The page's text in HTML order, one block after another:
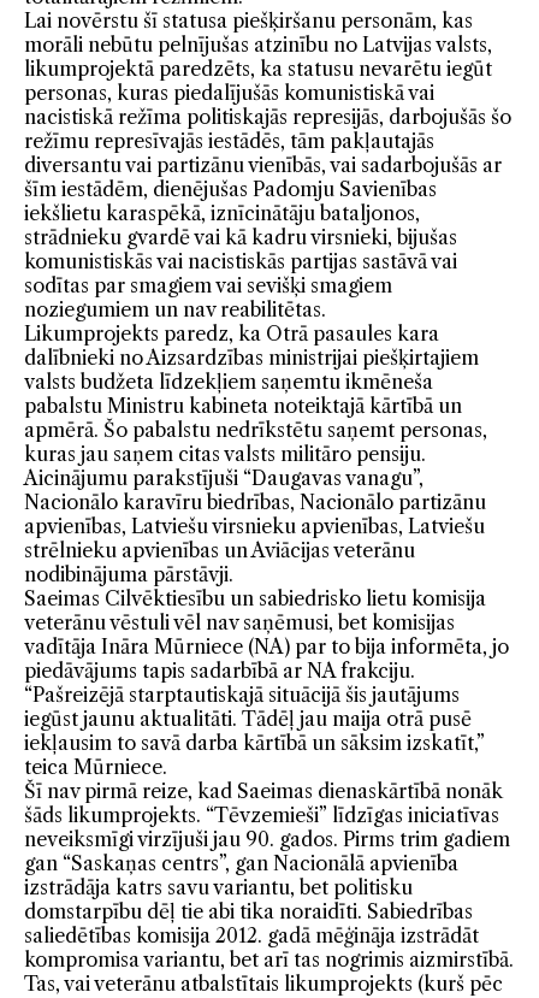
Lai novērstu šī statusa piešķiršanu personām, kas
morāli nebūtu pelnījušas atzinību no Latvijas valsts,
likumprojektā paredzēts, ka statusu nevarētu iegūt
personas, kuras piedalījušās komunistiskā vai
nacistiskā režīma politiskajās represijās, darbojušās šo
režīmu represīvajās iestādēs, tām pakļautajās
diversantu vai partizānu vienībās, vai sadarbojušās ar
šīm ie­stādēm, dienējušas Padomju Savienības
iekšlietu karaspēkā, iznīcinātāju bataljonos,
strādnieku gvardē vai kā kadru virsnieki, bijušas
komunistiskās vai nacistiskās partijas sastāvā vai
sodītas par smagiem vai sevišķi smagiem
noziegumiem un nav reabilitētas.
Likumprojekts paredz, ka Otrā pasaules kara
dalībnieki no Aizsardzības ministrijai piešķirtajiem
valsts budžeta līdzekļiem saņemtu ikmēneša
pabalstu Ministru kabineta noteiktajā kārtībā un
apmērā. Šo pabalstu nedrīkstētu saņemt personas,
kuras jau saņem citas valsts militāro pensiju.
Aicinājumu parakstījuši “Daugavas vanagu”,
Nacionālo karavīru biedrības, Nacionālo partizānu
apvienības, Latviešu virsnieku apvienības, Latviešu
strēlnieku apvienības un Aviācijas veterānu
nodibinājuma pārstāvji.
Saeimas Cilvēktiesību un sabiedrisko lietu komisija
veterānu vēstuli vēl nav saņēmusi, bet komisijas
vadītāja Ināra Mūrniece (NA) par to bija informēta, jo
piedāvājums tapis sadarbībā ar NA frakciju.
“Pašreizējā starptautiskajā situācijā šis jautājums
iegūst jaunu aktualitāti. Tādēļ jau maija otrā pusē
iekļausim to savā darba kārtībā un sāksim izskatīt,”
teica Mūrniece.
Šī nav pirmā reize, kad Saeimas dienaskārtībā nonāk
šāds likumprojekts. “Tēvzemieši” līdzīgas iniciatīvas
neveiksmīgi virzījuši jau 90. gados. Pirms trim gadiem
gan “Saskaņas centrs”, gan Nacionālā apvienība
izstrādāja katrs savu variantu, bet politisku
domstarpību dēļ tie abi tika noraidīti. Sabiedrības
saliedētības komisija 2012. gadā mēģināja izstrādāt
kompromisa variantu, bet arī tas nogrimis aizmirstībā.
Tas, vai veterānu atbalstītais likumprojekts (kurš pēc